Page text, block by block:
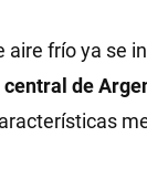
aire frío ya se
central de